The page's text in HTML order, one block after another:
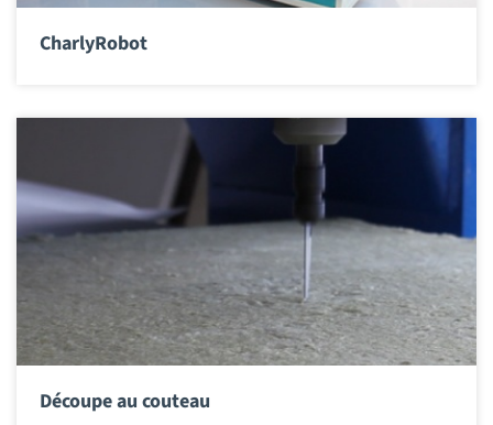
CharlyRobot
Découpe au couteau